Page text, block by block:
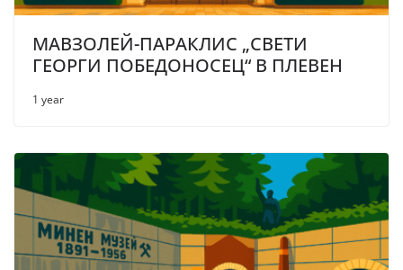
МАВЗОЛЕЙ-ПАРАКЛИС „СВЕТИ
ГЕОРГИ ПОБЕДОНОСЕЦ“ В ПЛЕВЕН
1 year